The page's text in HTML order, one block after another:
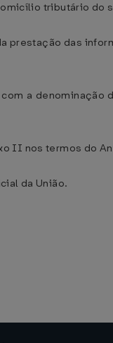
tributário
prestação das
com a
II nos termos do
da União.